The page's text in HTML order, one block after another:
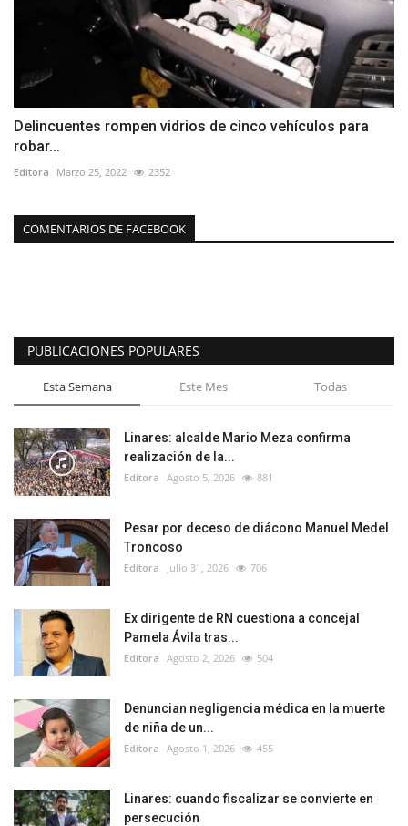
Delincuentes rompen vidrios de cinco vehículos para
robar...
Editora Marzo 25, 2022 2352
COMENTARIOS DE FACEBOOK
PUBLICACIONES POPULARES
Esta Semana Este Mes Todas
Linares: alcalde Mario Meza confirma
realización de la...
Editora Agosto 5, 2026 881
Pesar por deceso de diácono Manuel Medel
Troncoso
Editora Julio 31, 2026 706
Ex dirigente de RN cuestiona a concejal
Pamela Ávila tras...
Editora Agosto 2, 2026 504
Denuncian negligencia médica en la muerte
de niña de un...
Editora Agosto 1, 2026 455
Linares: cuando fiscalizar se convierte en
persecución